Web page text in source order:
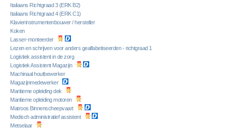
Italiaans Richtgraad 3 (ERK B2)
Italiaans Richtgraad 4 (ERK C1)
Klavierinstrumentenbouwer / hersteller
Koken
Lasser-monteerder
Lezen en schrijven voor anders gealfabetiseerden - richtgraad 1
Logistiek assistent in de zorg
Logistiek Assistent Magazijn
Machinaal houtbewerker
Magazijnmedewerker
Maritieme opleiding dek
Maritieme opleiding motoren
Matroos Binnenscheepvaart
Medisch administratief assistent
Metselaar